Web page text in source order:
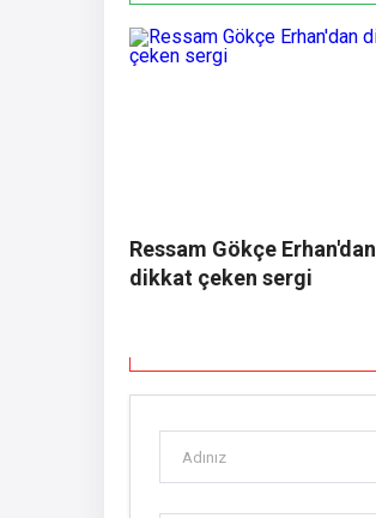
Ressam Gökçe Erhan'dan
dikkat çeken sergi